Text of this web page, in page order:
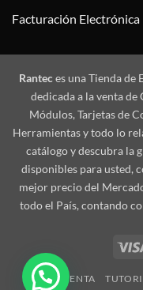
Facturación Electrónica
Ranteces una Tienda de
dedicada a la venta de
Módulos, Tarjetas de
Herramientas y todo lo
catálogo y descubra la
disponibles para usted,
mejor precio del
todo el País, contando
MI CUENTA